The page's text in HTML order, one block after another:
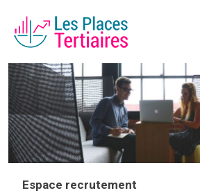
ESPACE ADHÉRENT
Espace recrutement